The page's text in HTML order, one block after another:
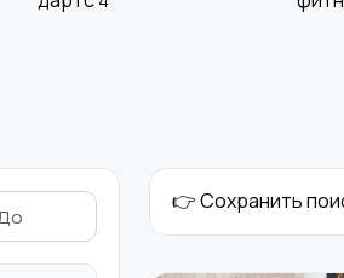
Зимние виды спорта
👉 Сохранить